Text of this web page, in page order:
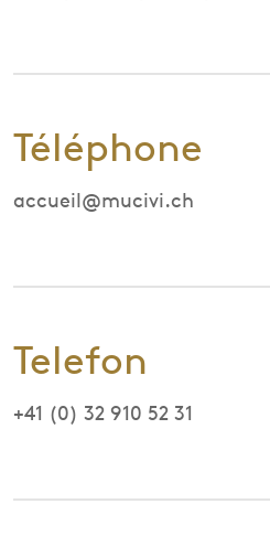
Téléphone
accueil@mucivi.ch
Telefon
+41 (0) 32 910 52 31